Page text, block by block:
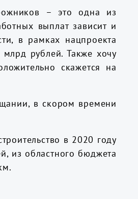
– это одна из
выплат зависит и
в рамках нацпроекта
рублей. Также хочу
скажется на
в скором времени
в 2020 году
из областного бюджета